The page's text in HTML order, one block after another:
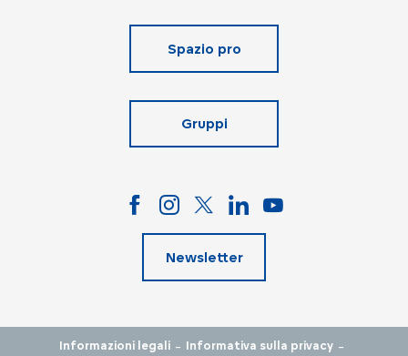
Spazio pro
Gruppi
Newsletter
Informazioni legali - Informativa sulla privacy -